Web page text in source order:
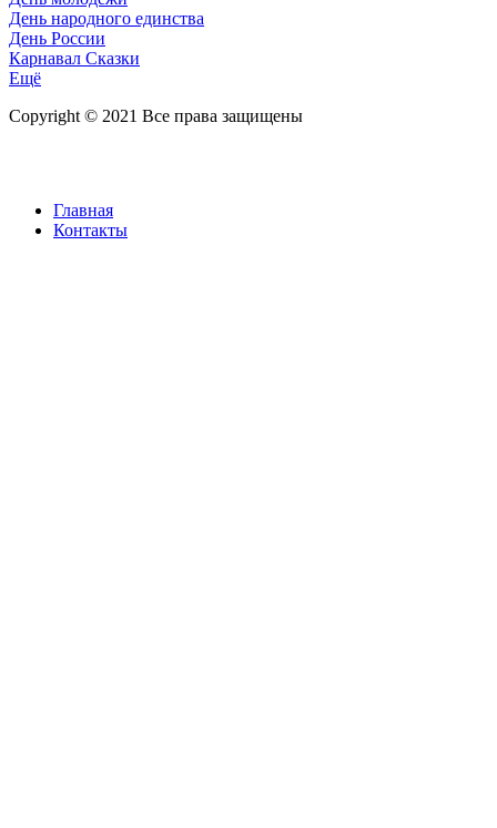
День народного единства
День России
Карнавал Сказки
Ещё
Copyright © 2021 Все права защищены
Главная
Контакты